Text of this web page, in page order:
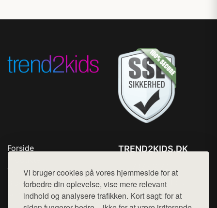
Vi bruger cookies på vores hjemmeside for at
forbedre din oplevelse, vise mere relevant
indhold og analysere trafikken. Kort sagt: for at
Forside
Top Rabatter
Blog
Kontakt
TREND2KIDS.DK
Mail: hej@want.dk
Cookie- og privatlivspolitik